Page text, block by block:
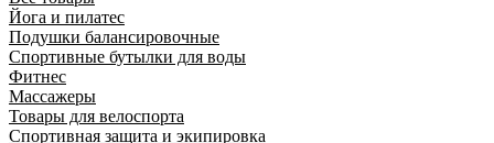
Йога и пилатес
Подушки балансировочные
Спортивные бутылки для воды
Фитнес
Массажеры
Товары для велоспорта
Спортивная защита и экипировка